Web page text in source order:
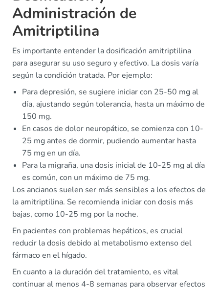
Administración de
Amitriptilina
Es importante entender la dosificación amitriptilina
para asegurar su uso seguro y efectivo. La dosis varía
según la condición tratada. Por ejemplo:
Para depresión, se sugiere iniciar con 25-50 mg al
día, ajustando según tolerancia, hasta un máximo de
150 mg.
En casos de dolor neuropático, se comienza con 10-
25 mg antes de dormir, pudiendo aumentar hasta
75 mg en un día.
Para la migraña, una dosis inicial de 10-25 mg al día
es común, con un máximo de 75 mg.
Los ancianos suelen ser más sensibles a los efectos de
la amitriptilina. Se recomienda iniciar con dosis más
bajas, como 10-25 mg por la noche.
En pacientes con problemas hepáticos, es crucial
reducir la dosis debido al metabolismo extenso del
fármaco en el hígado.
En cuanto a la duración del tratamiento, es vital
continuar al menos 4-8 semanas para observar efectos